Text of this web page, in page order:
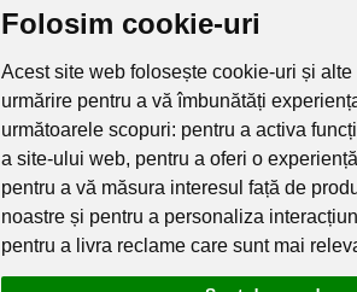
Folosim cookie-uri
Acest site web folosește cookie-uri și
urmărire pentru a vă îmbunătăți
următoarele scopuri: pentru a activa
a site-ului web, pentru a oferi o
pentru a vă măsura interesul față de
noastre și pentru a personaliza
pentru a livra reclame care sunt mai